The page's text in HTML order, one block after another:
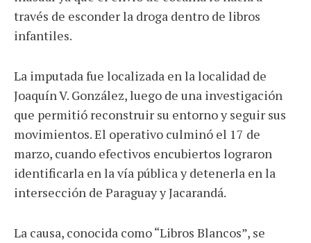
través de esconder la droga dentro de libros
infantiles.
La imputada fue localizada en la localidad de
Joaquín V. González, luego de una investigación
que permitió reconstruir su entorno y seguir sus
movimientos. El operativo culminó el 17 de
marzo, cuando efectivos encubiertos lograron
identificarla en la vía pública y detenerla en la
intersección de Paraguay y Jacarandá.
La causa, conocida como “Libros Blancos”, se